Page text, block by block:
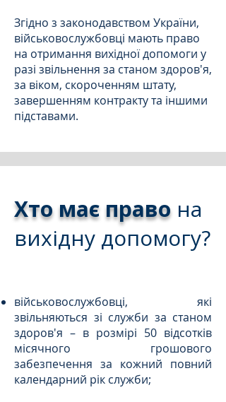
Згідно з законодавством України,
військовослужбовці мають право
на отримання вихідної допомоги у
разі звільнення за станом здоров'я,
за віком, скороченням штату,
завершенням контракту та іншими
підставами.
Хто має правона
вихідну допомогу?
військовослужбовці, які
звільняються зі служби за станом
здоров'я – в розмірі 50 відсотків
місячного грошового
забезпечення за кожний повний
календарний рік служби;